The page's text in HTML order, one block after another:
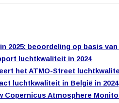
2025: beoordeling op basis
luchtkwaliteit in 2024
het ATMO-Street
luchtkwaliteit in België in 2024
Copernicus Atmosphere